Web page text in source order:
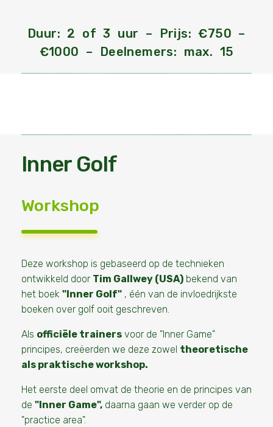
Duur: 2 of 3 uur – Prijs: €750 –
€1000 – Deelnemers: max. 15
Inner Golf
Workshop
Deze workshop is gebaseerd op de technieken
ontwikkeld door Tim Gallwey (USA) bekend van
het boek "Inner Golf" , één van de invloedrijkste
boeken over golf ooit geschreven.
Als officiële trainers voor de "Inner Game"
principes, creëerden we deze zowel theoretische
als praktische workshop.
Het eerste deel omvat de theorie en de principes van
de "Inner Game", daarna gaan we verder op de
"practice area".